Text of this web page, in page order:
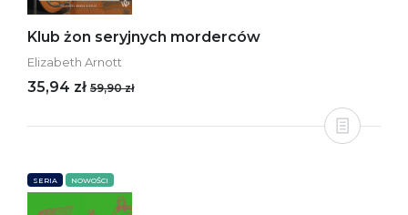
Klub żon seryjnych morderców
Elizabeth Arnott
35,94 zł 59,90 zł
SERIA NOWOŚCI